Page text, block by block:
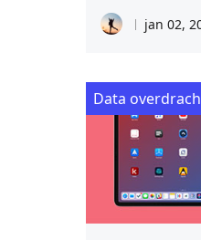
jan 02,
Data